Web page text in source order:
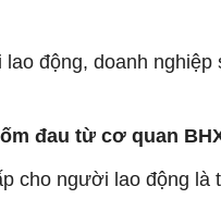
động, doanh
đau từ cơ quan
cho người lao động là